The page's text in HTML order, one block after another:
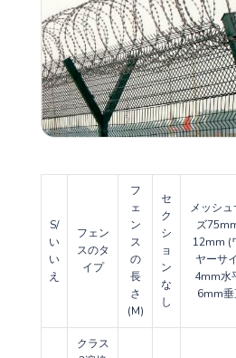
S/
い
い
え
フェン
スのタ
イプ
フ
ェ
ン
ス
の
長
さ
(M)
セ
ク
シ
ョ
ン
な
し
メッシュ
ズ
12mm (
ヤーサ
4mm水
6mm垂
クラス